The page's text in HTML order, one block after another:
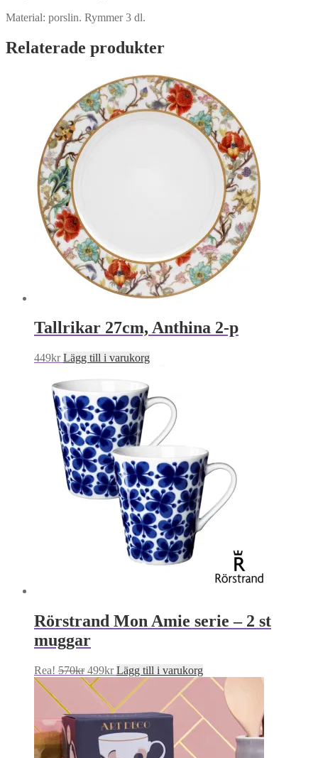
Material: porslin. Rymmer 3 dl.
Relaterade produkter
Tallrikar 27cm, Anthina 2-p
449kr Lägg till i varukorg
Rörstrand Mon Amie serie – 2 st
muggar
Rea! 570kr Det
ursprungliga
priset
570kr.
499krDet
nuvarande
priset
är:
499kr.
Lägg till i varukorg